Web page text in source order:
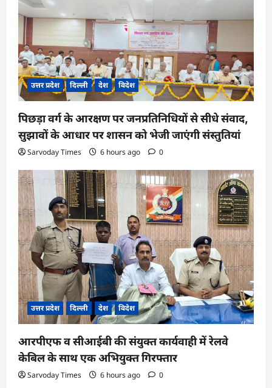
a
t
i
o
n उत्तर प्रदेश दिल्ली देश विदेश
पिछड़ा वर्ग के आरक्षण पर जनप्रतिनिधियों से सीधे संवाद,
सुझावों के आधार पर शासन को भेजी जाएंगी संस्तुतियां
Sarvoday Times 6 hours ago 0
उत्तर प्रदेश दिल्ली देश विदेश
आरपीएफ व सीआईबी की संयुक्त कार्यवाही में रेलवे
केबिल के साथ एक अभियुक्त गिरफ्तार
Sarvoday Times 6 hours ago 0